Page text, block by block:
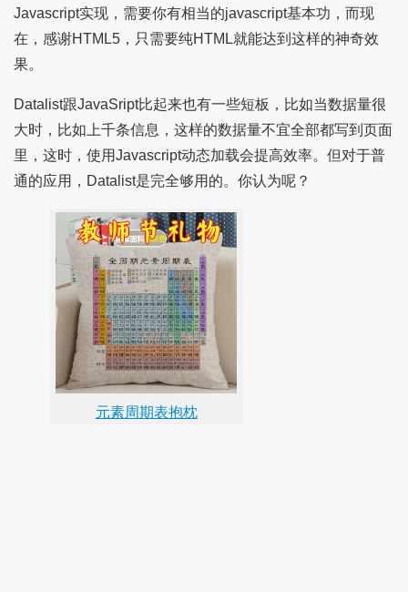
Javascript实现，需要你有相当的javascript基本功，而现
在，感谢HTML5，只需要纯HTML就能达到这样的神奇效
果。
Datalist跟JavaSript比起来也有一些短板，比如当数据量很
大时，比如上千条信息，这样的数据量不宜全部都写到页面
里，这时，使用Javascript动态加载会提高效率。但对于普
通的应用，Datalist是完全够用的。你认为呢？
元素周期表抱枕